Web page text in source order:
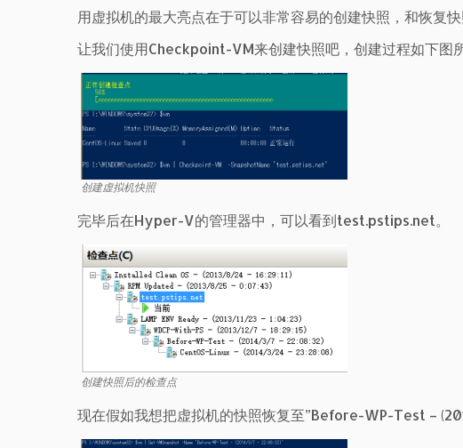
用虚拟机的最大亮点在于可以非常容易的创建快照，和恢复快
让我们使用Checkpoint-VM来创建快照吧，创建过程如下图
创建虚拟机快照
完毕后在Hyper-V的管理器中，可以看到test.pstips.net。
创建快照后的检查点
现在假如我想把虚拟机的快照恢复至”Before-WP-Test –